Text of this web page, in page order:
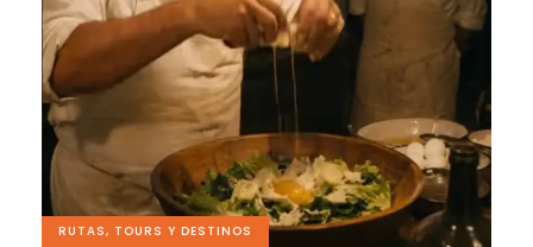
RUTAS, TOURS Y DESTINOS